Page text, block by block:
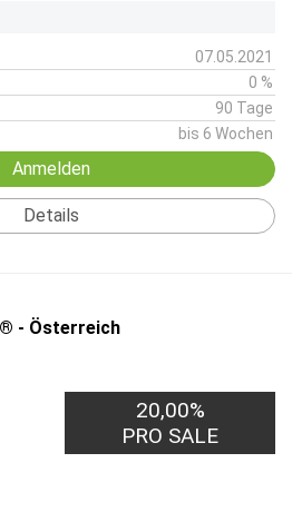
07.05.2021
0 %
90 Tage
bis 6 Wochen
Anmelden
Details
- Österreich
20,00%
PRO SALE